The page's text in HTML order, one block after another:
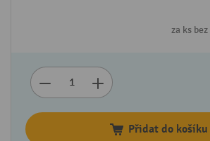
za ks
Přidat do košíku